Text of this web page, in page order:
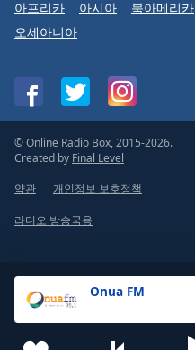
Onua FM
아프리카 아시아 북아메리카
오세아니아
© Online Radio Box, 2015-2026.
Created by Final Level
약관
개인정보 보호정책
라디오 방송국용